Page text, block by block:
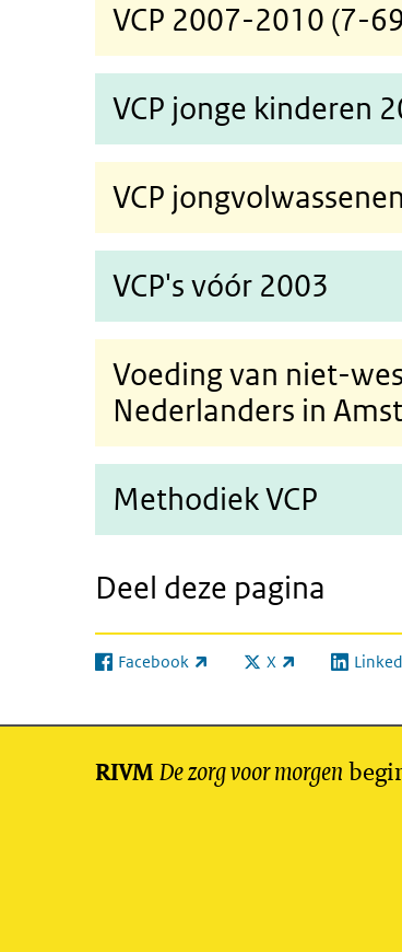
VCP 2007-2010 (7-
VCP jonge kinderen
VCP
VCP's vóór 2003
Voeding van niet-
Nederlanders in
Methodiek VCP
Deel deze pagina
Facebook
(externe link) X
(externe link)(externe
RIVMDe zorg voor morgen